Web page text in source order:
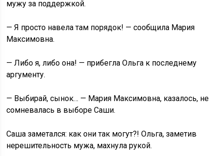
мужу за поддержкой.
— Я просто навела там порядок! — сообщила Мария
Максимовна.
— Либо я, либо она! — прибегла Ольга к последнему
аргументу.
— Выбирай, сынок… — Мария Максимовна, казалось, не
сомневалась в выборе Саши.
Саша заметался: как они так могут?! Ольга, заметив
нерешительность мужа, махнула рукой.